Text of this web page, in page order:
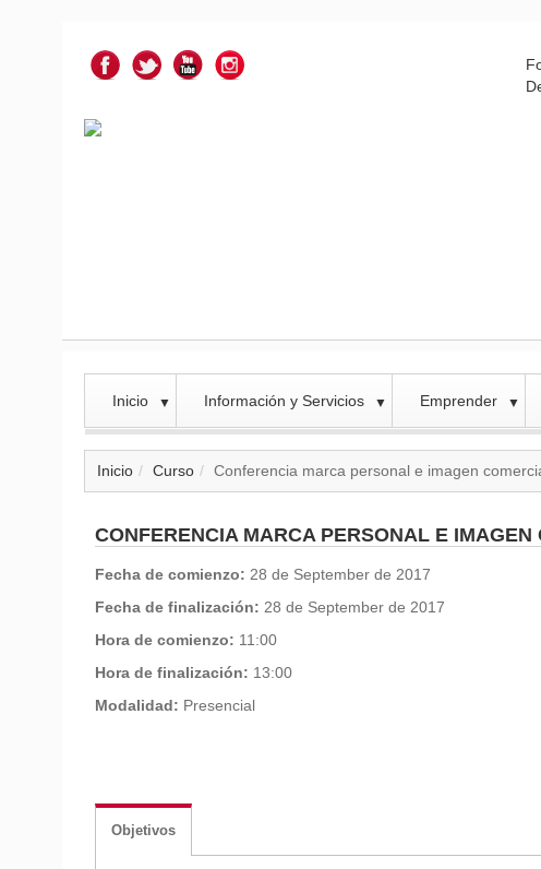
Inicio ▼ Información y Servicios ▼ Emprender ▼
Inicio Curso Conferencia marca personal e imagen
CONFERENCIA MARCA PERSONAL E IMAGEN
Fecha de comienzo: 28 de September de 2017
Fecha de finalización: 28 de September de 2017
Hora de comienzo: 11:00
Hora de finalización: 13:00
Modalidad: Presencial
Objetivos